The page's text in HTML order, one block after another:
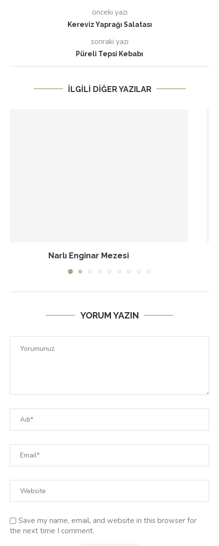
önceki yazı
Kereviz Yaprağı Salatası
sonraki yazı
Püreli Tepsi Kebabı
İLGILI DIĞER YAZILAR
Pesto Soslu Rulo Kurabiye
YORUM YAZIN
Save my name, email, and website in this browser for
the next time I comment.